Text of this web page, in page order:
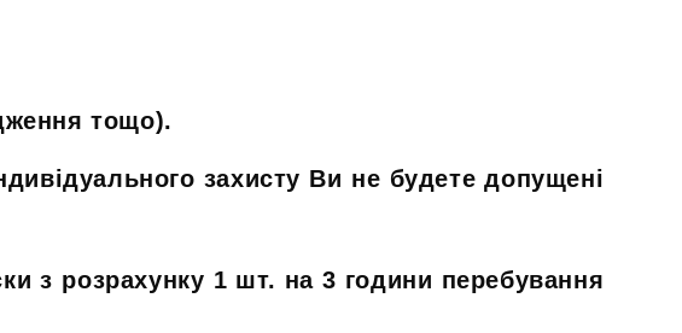
тощо).
захисту Ви не будете допущені
з розрахунку 1 шт. на 3 години перебування